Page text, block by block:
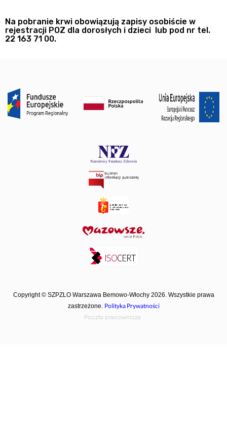
Na pobranie krwi obowiązują zapisy osobiście w
rejestracji POZ dla dorosłych i dzieci lub pod nr tel.
22 163 71 00.
Copyright © SZPZLO Warszawa Bemowo-Włochy 2026. Wszystkie prawa
zastrzeżone. Polityka Prywatności
Poczta pracownicza